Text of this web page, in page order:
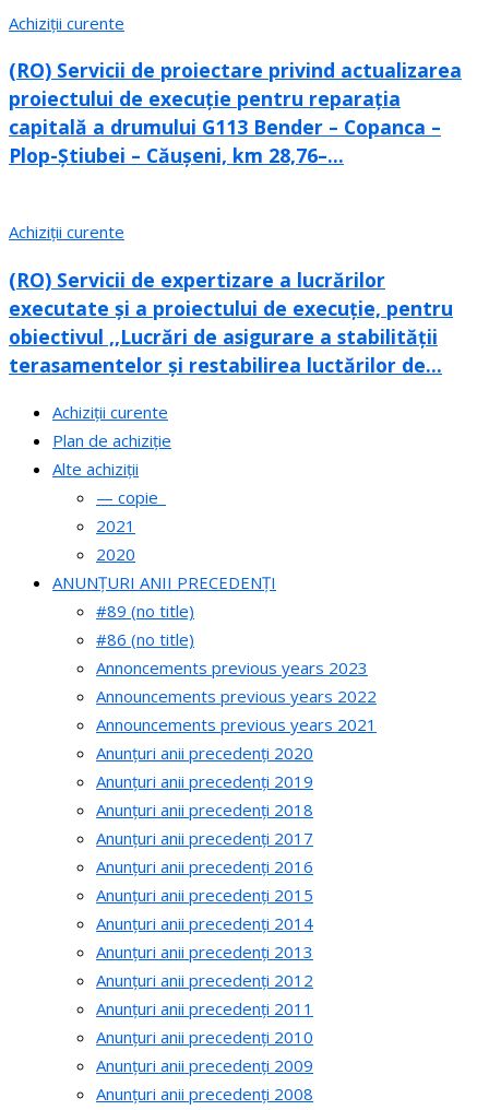
Achiziții curente
(RO) Servicii de proiectare privind actualizarea
proiectului de execuție pentru reparația
capitală a drumului G113 Bender – Copanca –
Plop-Știubei – Căușeni, km 28,76–...
Achiziții curente
(RO) Servicii de expertizare a lucrărilor
executate și a proiectului de execuție, pentru
obiectivul ,,Lucrări de asigurare a stabilității
terasamentelor și restabilirea luctărilor de...
Achiziții curente
Plan de achiziție
Alte achiziții
— copie_
2021
2020
ANUNȚURI ANII PRECEDENȚI
#89 (no title)
#86 (no title)
Annoncements previous years 2023
Announcements previous years 2022
Announcements previous years 2021
Anunțuri anii precedenți 2020
Anunțuri anii precedenți 2019
Anunțuri anii precedenți 2018
Anunțuri anii precedenți 2017
Anunțuri anii precedenți 2016
Anunțuri anii precedenți 2015
Anunțuri anii precedenți 2014
Anunțuri anii precedenți 2013
Anunțuri anii precedenți 2012
Anunțuri anii precedenți 2011
Anunțuri anii precedenți 2010
Anunțuri anii precedenți 2009
Anunțuri anii precedenți 2008